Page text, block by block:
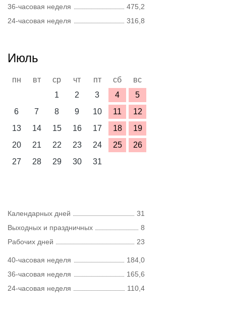
36-часовая неделя
475,2
24-часовая неделя
316,8
Июль
пн вт ср чт пт сб
вс
1
2 3 4
5
6
7 8 9 10 11
12
13
14 15 16 17 18
19
20
21 22 23 24 25
26
27
28 29 30 31
Календарных дней
31
Выходных и праздничных
8
Рабочих дней
23
40-часовая неделя
184,0
36-часовая неделя
165,6
24-часовая неделя
110,4